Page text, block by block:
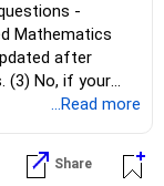
part
expensive or
during volatile
-
Mathematics
after
(3) No, if your
rules, they
CET Cell
...Read more
Share